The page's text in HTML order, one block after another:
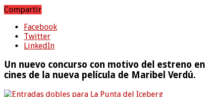
Compartir
Facebook
Twitter
LinkedIn
Un nuevo concurso con motivo del estreno en
cines de la nueva película de Maribel Verdú.